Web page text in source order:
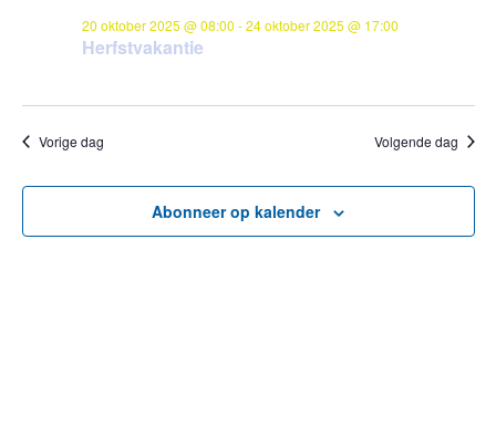
Herfstvakantie
20 oktober 2025 @ 08:00 -24 oktober 2025 @ 17:00
Vorige dag Volgende dag
Abonneer op kalender